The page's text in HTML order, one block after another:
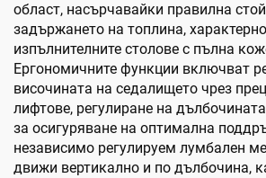
област, насърчавайки правилна
задържането на топлина,
изпълнителните столове с пълна
Ергономичните функции включват
височината на седалището чрез
лифтове, регулиране на
за осигуряване на оптимална
независимо регулируем лумбален
движи вертикално и по дълбочина,